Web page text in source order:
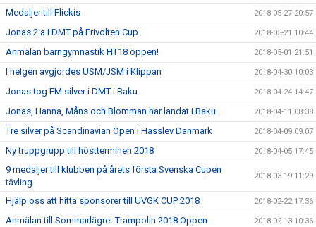
Medaljer till Flickis 2018-05-27 20:57
Jonas 2:a i DMT på Frivolten Cup 2018-05-21 10:44
Anmälan barngymnastik HT18 öppen! 2018-05-01 21:51
I helgen avgjordes USM/JSM i Klippan 2018-04-30 10:03
Jonas tog EM silver i DMT i Baku 2018-04-24 14:47
Jonas, Hanna, Måns och Blomman har landat i Baku 2018-04-11 08:38
Tre silver på Scandinavian Open i Hasslev Danmark 2018-04-09 09:07
Ny truppgrupp till höstterminen 2018 2018-04-05 17:45
9 medaljer till klubben på årets första Svenska Cupen
tävling
2018-03-19 11:29
Hjälp oss att hitta sponsorer till UVGK CUP 2018 2018-02-22 17:36
Anmälan till Sommarlägret Trampolin 2018 Öppen 2018-02-13 10:36